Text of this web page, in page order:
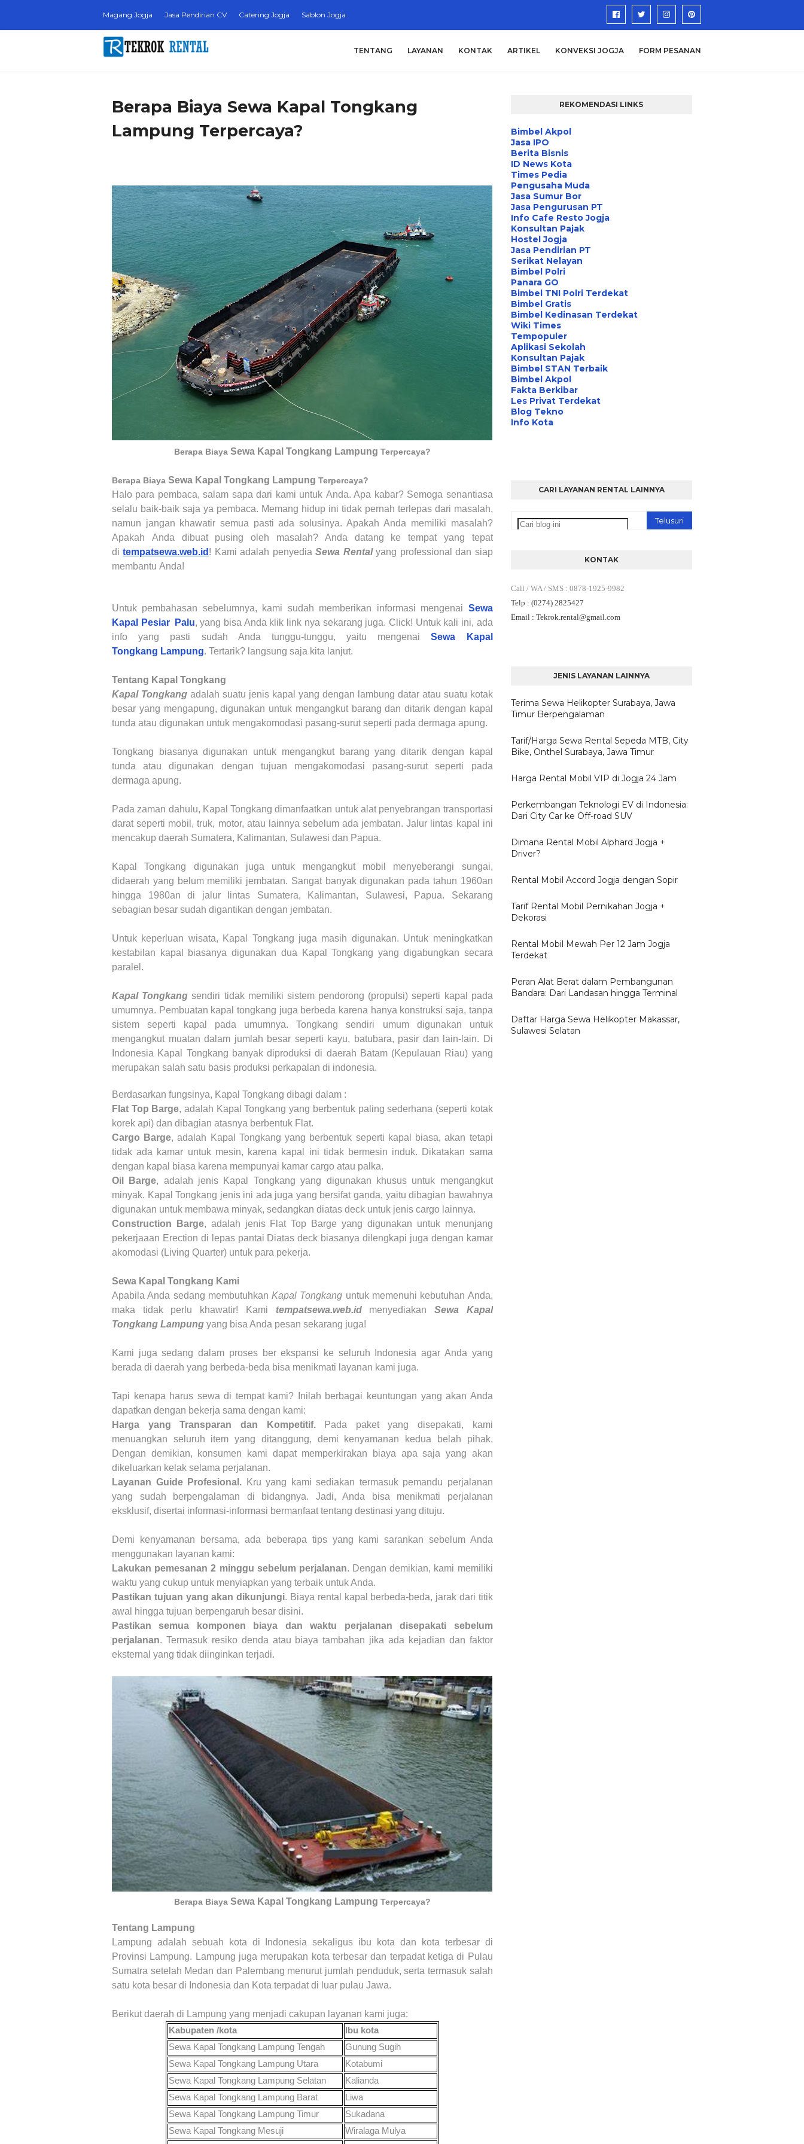
Magang Jogja Jasa Pendirian CV Catering Jogja Sablon Jogja
TENTANG LAYANAN KONTAK ARTIKEL KONVEKSI JOGJA FORM PESANAN
Berapa Biaya Sewa Kapal Tongkang
Lampung Terpercaya?
Berapa Biaya Sewa Kapal Tongkang Lampung Terpercaya?
Berapa Biaya Sewa Kapal Tongkang Lampung Terpercaya?
Halo para pembaca, salam sapa dari kami untuk Anda. Apa kabar? Semoga senantiasa
selalu baik-baik saja ya pembaca. Memang hidup ini tidak pernah terlepas dari masalah,
namun jangan khawatir semua pasti ada solusinya. ApakahAnda memiliki masalah?
Apakah Anda dibuat pusing oleh masalah? Anda datang ke tempat yang tepat
ditempatsewa.web.id ! Kami adalah penyediaSewa Rental yang professional dan siap
membantu Anda!
Untuk pembahasan sebelumnya, kami sudah memberikan informasi mengenai Sewa
Kapal Pesiar Palu, yang bisa Anda klik link nya sekarang juga. Click! Untuk kali ini, ada
info yang pasti sudah Anda tunggu-tunggu, yaitu mengenaiSewa Kapal
Tongkang Lampung. Tertarik? langsung saja kita lanjut.
Tentang Kapal Tongkang
Kapal Tongkangadalah suatu jenis kapal yang dengan lambung datar atau suatu kotak
besar yang mengapung, digunakan untuk mengangkut barang dan ditarik dengan kapal
tunda atau digunakan untuk mengakomodasi pasang-surut seperti pada dermaga apung.
Tongkang biasanya digunakan untuk mengangkut barang yang ditarik dengan kapal
tunda atau digunakan dengan tujuan mengakomodasi pasang-surut seperti pada
dermaga apung.
Pada zaman dahulu, Kapal Tongkang dimanfaatkan untuk alat penyebrangan transportasi
darat seperti mobil, truk, motor, atau lainnya sebelum ada jembatan. Jalur lintas kapal ini
mencakup daerah Sumatera, Kalimantan, Sulawesi dan Papua.
Kapal Tongkang digunakan juga untuk mengangkut mobil menyeberangi sungai,
didaerah yang belum memiliki jembatan. Sangat banyak digunakan pada tahun 1960an
hingga 1980an di jalur lintas Sumatera, Kalimantan, Sulawesi, Papua. Sekarang
sebagian besar sudah digantikan dengan jembatan.
Untuk keperluan wisata, Kapal Tongkang juga masih digunakan. Untuk meningkatkan
kestabilan kapal biasanya digunakan dua Kapal Tongkang yang digabungkan secara
paralel.
Kapal Tongkangsendiri tidak memiliki sistem pendorong (propulsi) seperti kapal pada
umumnya. Pembuatan kapal tongkang juga berbeda karena hanya konstruksi saja, tanpa
sistem seperti kapal pada umumnya. Tongkang sendiri umum digunakan untuk
mengangkut muatan dalam jumlah besar seperti kayu, batubara, pasir dan lain-lain. Di
Indonesia Kapal Tongkang banyak diproduksi di daerah Batam (Kepulauan Riau) yang
merupakan salah satu basis produksi perkapalan di indonesia.
Berdasarkan fungsinya, Kapal Tongkang dibagi dalam :
Flat Top Barge, adalah Kapal Tongkang yang berbentuk paling sederhana (seperti kotak
korek api) dan dibagian atasnya berbentuk Flat.
Cargo Barge, adalah Kapal Tongkang yang berbentuk seperti kapal biasa, akan tetapi
tidak ada kamar untuk mesin, karena kapal ini tidak bermesin induk. Dikatakan sama
dengan kapal biasa karena mempunyai kamar cargo atau palka.
Oil Barge, adalah jenis Kapal Tongkang yang digunakan khusus untuk mengangkut
minyak. Kapal Tongkang jenis ini ada juga yang bersifat ganda, yaitu dibagian bawahnya
digunakan untuk membawa minyak, sedangkan diatas deck untuk jenis cargo lainnya.
Construction Barge, adalah jenis Flat Top Barge yang digunakan untuk menunjang
pekerjaaan Erection di lepas pantai Diatas deck biasanya dilengkapi juga dengan kamar
akomodasi (Living Quarter) untuk para pekerja.
Sewa Kapal Tongkang Kami
Apabila Anda sedang membutuhkanKapal Tongkang untuk memenuhi kebutuhan Anda,
maka tidak perlu khawatir! Kami tempatsewa.web.idmenyediakan Sewa Kapal
Tongkang Lampung yang bisa Anda pesan sekarang juga!
Kami juga sedang dalam proses ber ekspansi ke seluruh Indonesia agar Anda yang
berada di daerah yang berbeda-beda bisa menikmati layanan kami juga.
Tapi kenapa harus sewa di tempat kami? Inilah berbagai keuntungan yang akan Anda
dapatkan dengan bekerja sama dengan kami:
Harga yang Transparan dan Kompetitif.
Pada paket yang disepakati, kami
menuangkan seluruh item yang ditanggung, demi kenyamanan kedua belah pihak.
Dengan demikian, konsumen kami dapat memperkirakan biaya apa saja yang akan
dikeluarkan kelak selama perjalanan.
Layanan Guide Profesional.
Kru yang kami sediakan termasuk pemandu perjalanan
yang sudah berpengalaman di bidangnya. Jadi, Anda bisa menikmati perjalanan
eksklusif, disertai informasi-informasi bermanfaat tentang destinasi yang dituju.
Demi kenyamanan bersama, ada beberapa tips yang kami sarankan sebelum Anda
menggunakan layanan kami:
Lakukan pemesanan 2 minggu sebelum perjalanan. Dengan demikian, kami memiliki
waktu yang cukup untuk menyiapkan yang terbaik untuk Anda.
Pastikan tujuan yang akan dikunjungi. Biaya rental kapal berbeda-beda, jarak dari titik
awal hingga tujuan berpengaruh besar disini.
Pastikan semua komponen biaya dan waktu perjalanan disepakati sebelum
perjalanan. Termasuk resiko denda atau biaya tambahan jika ada kejadian dan faktor
eksternal yang tidak diinginkan terjadi.
Berapa Biaya Sewa Kapal Tongkang Lampung Terpercaya?
Tentang Lampung
Lampung adalah sebuah kota di Indonesia sekaligus ibu kota dan kota terbesar di
Provinsi Lampung. Lampung juga merupakan kota terbesar dan terpadat ketiga di Pulau
Sumatra setelah Medan dan Palembang menurut jumlah penduduk, serta termasuk salah
satu kota besar di Indonesia dan Kota terpadat di luar pulau Jawa.
Berikut daerah di Lampung yang menjadi cakupan layanan kami juga:
Kabupaten /kota
Ibu kota
Sewa Kapal Tongkang Lampung Tengah
Gunung Sugih
Sewa Kapal Tongkang Lampung Utara
Kotabumi
Sewa Kapal Tongkang Lampung Selatan
Kalianda
Sewa Kapal Tongkang Lampung Barat
Liwa
Sewa Kapal Tongkang Lampung Timur
Sukadana
Sewa Kapal Tongkang Mesuji
Wiralaga Mulya
REKOMENDASI LINKS
Bimbel Akpol
Jasa IPO
Berita Bisnis
ID News Kota
Times Pedia
Pengusaha Muda
Jasa Sumur Bor
Jasa Pengurusan PT
Info Cafe Resto Jogja
Konsultan Pajak
Hostel Jogja
Jasa Pendirian PT
Serikat Nelayan
Bimbel Polri
Panara GO
Bimbel TNI Polri Terdekat
Bimbel Gratis
Bimbel Kedinasan Terdekat
Wiki Times
Tempopuler
Aplikasi Sekolah
Konsultan Pajak
Bimbel STAN Terbaik
Bimbel Akpol
Fakta Berkibar
Les Privat Terdekat
Blog Tekno
Info Kota
CARI LAYANAN RENTAL LAINNYA
KONTAK
Call / WA / SMS : 0878-1925-9982
Telp : (0274) 2825427
Email : Tekrok.rental@gmail.com
JENIS LAYANAN LAINNYA
Terima Sewa Helikopter Surabaya, Jawa
Timur Berpengalaman
Tarif/Harga Sewa Rental Sepeda MTB, City
Bike, Onthel Surabaya, Jawa Timur
Harga Rental Mobil VIP di Jogja 24 Jam
Perkembangan Teknologi EV di Indonesia:
Dari City Car ke Off-road SUV
Dimana Rental Mobil Alphard Jogja +
Driver?
Rental Mobil Accord Jogja dengan Sopir
Tarif Rental Mobil Pernikahan Jogja +
Dekorasi
Rental Mobil Mewah Per 12 Jam Jogja
Terdekat
Peran Alat Berat dalam Pembangunan
Bandara: Dari Landasan hingga Terminal
Daftar Harga Sewa Helikopter Makassar,
Sulawesi Selatan